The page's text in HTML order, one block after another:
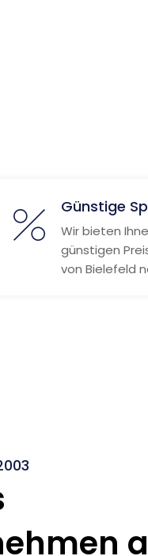
Günstige
Wir bieten
günstigen
von Bielefeld